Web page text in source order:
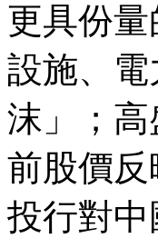
更具份
設施、
沫」；
前股價反
投行對